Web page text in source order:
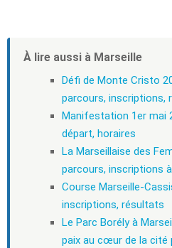
À lire aussi à Marseille
Défi de Monte Cristo
parcours, inscriptions,
Manifestation 1er mai
départ, horaires
La Marseillaise des
parcours, inscriptions
Course Marseille-
inscriptions, résultats
Le Parc Borély à
paix au cœur de la cité